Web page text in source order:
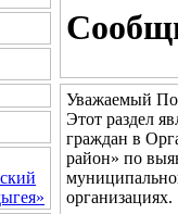
Уважаемый
Этот раздел
граждан в
район» по
организациях.